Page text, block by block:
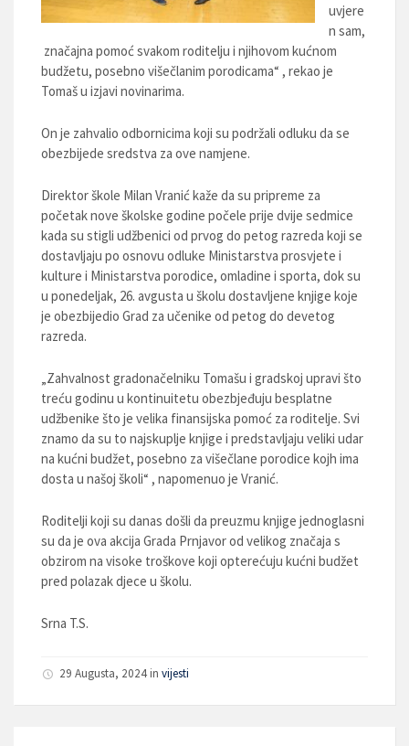
uvjere
n sam,
značajna pomoć svakom roditelju i njihovom kućnom
budžetu, posebno višečlanim porodicama“ , rekao je
Tomaš u izjavi novinarima.
On je zahvalio odbornicima koji su podržali odluku da se
obezbijede sredstva za ove namjene.
Direktor škole Milan Vranić kaže da su pripreme za
početak nove školske godine počele prije dvije sedmice
kada su stigli udžbenici od prvog do petog razreda koji se
dostavljaju po osnovu odluke Ministarstva prosvjete i
kulture i Ministarstva porodice, omladine i sporta, dok su
u ponedeljak, 26. avgusta u školu dostavljene knjige koje
je obezbijedio Grad za učenike od petog do devetog
razreda.
„Zahvalnost gradonačelniku Tomašu i gradskoj upravi što
treću godinu u kontinuitetu obezbjeđuju besplatne
udžbenike što je velika finansijska pomoć za roditelje. Svi
znamo da su to najskuplje knjige i predstavljaju veliki udar
na kućni budžet, posebno za višečlane porodice kojh ima
dosta u našoj školi“ , napomenuo je Vranić.
Roditelji koji su danas došli da preuzmu knjige jednoglasni
su da je ova akcija Grada Prnjavor od velikog značaja s
obzirom na visoke troškove koji opterećuju kućni budžet
pred polazak djece u školu.
Srna T.S.
29 Augusta, 2024 in vijesti